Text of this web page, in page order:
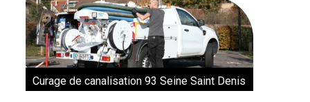
Curage de canalisation 93 Seine Saint Denis